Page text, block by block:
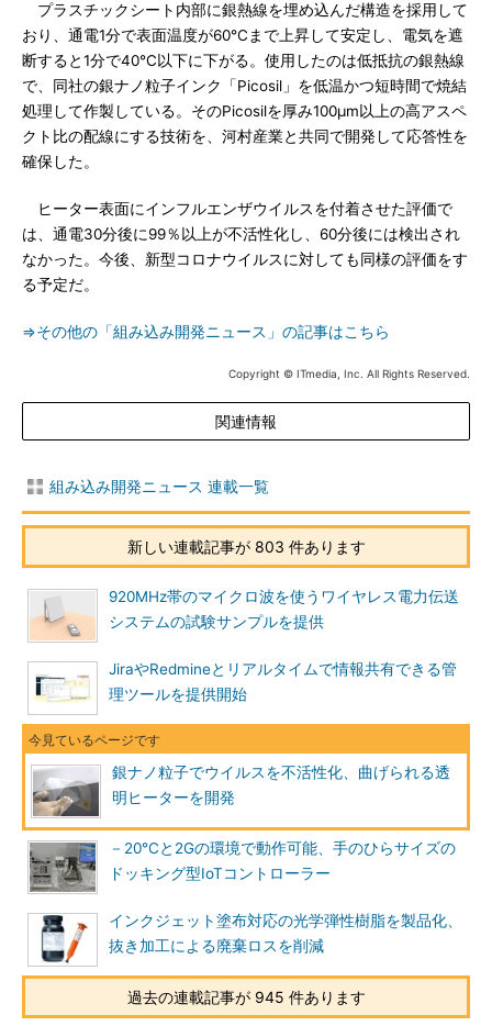
プラスチックシート内部に銀熱線を埋め込んだ構造を採用して
おり、通電1分で表面温度が60℃まで上昇して安定し、電気を遮
断すると1分で40℃以下に下がる。使用したのは低抵抗の銀熱線
で、同社の銀ナノ粒子インク「Picosil」を低温かつ短時間で焼結
処理して作製している。そのPicosilを厚み100μm以上の高アスペ
クト比の配線にする技術を、河村産業と共同で開発して応答性を
確保した。
ヒーター表面にインフルエンザウイルスを付着させた評価で
は、通電30分後に99％以上が不活性化し、60分後には検出され
なかった。今後、新型コロナウイルスに対しても同様の評価をす
る予定だ。
⇒その他の「組み込み開発ニュース」の記事はこちら
Copyright © ITmedia, Inc. All Rights Reserved.
関連情報
組み込み開発ニュース 連載一覧
新しい連載記事が 803 件あります
920MHz帯のマイクロ波を使うワイヤレス電力伝送
システムの試験サンプルを提供
JiraやRedmineとリアルタイムで情報共有できる管
理ツールを提供開始
銀ナノ粒子でウイルスを不活性化、曲げられる透
明ヒーターを開発
－20℃と2Gの環境で動作可能、手のひらサイズの
ドッキング型IoTコントローラー
インクジェット塗布対応の光学弾性樹脂を製品化、
抜き加工による廃棄ロスを削減
過去の連載記事が 945 件あります